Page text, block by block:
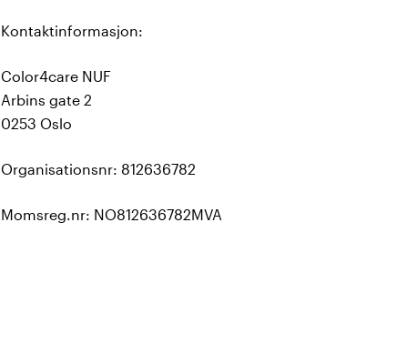
Kontaktinformasjon:
Color4care NUF
Arbins gate 2
0253 Oslo
Organisationsnr: 812636782
Momsreg.nr: NO812636782MVA